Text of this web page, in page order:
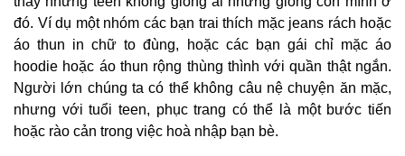
đó. Ví dụ một nhóm các bạn trai thích mặc jeans rách hoặc
áo thun in chữ to đùng, hoặc các bạn gái chỉ mặc áo
hoodie hoặc áo thun rộng thùng thình với quần thật ngắn.
Người lớn chúng ta có thể không câu nệ chuyện ăn mặc,
nhưng với tuổi teen, phục trang có thể là một bước tiến
hoặc rào cản trong việc hoà nhập bạn bè.